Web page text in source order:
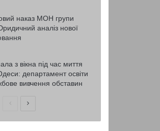
наказ МОН групи
аналіз нової
з вікна під час миття
департамент освіти
вивчення обставин
ПопередняНаступна